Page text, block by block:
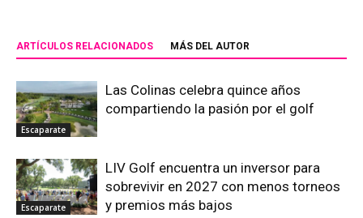
ARTÍCULOS RELACIONADOS MÁS DEL AUTOR
Escaparate
Las Colinas celebra quince años
compartiendo la pasión por el golf
Escaparate
LIV Golf encuentra un inversor para
sobrevivir en 2027 con menos torneos
y premios más bajos